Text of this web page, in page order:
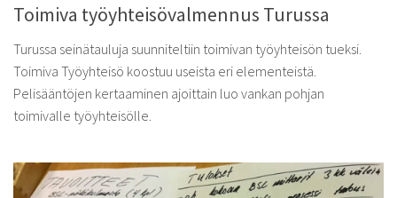
Toimiva työyhteisövalmennus Turussa
Turussa seinätauluja suunniteltiin toimivan työyhteisön tueksi.
Toimiva Työyhteisö koostuu useista eri elementeistä.
Pelisääntöjen kertaaminen ajoittain luo vankan pohjan
toimivalle työyhteisölle.